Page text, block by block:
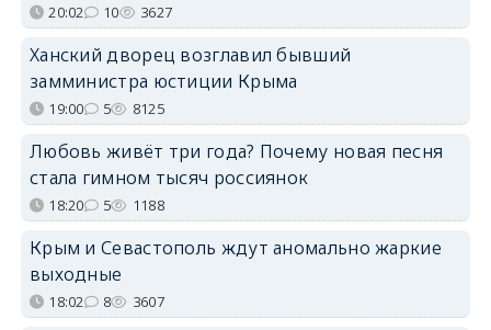
20:02 10 3627
Ханский дворец возглавил бывший
замминистра юстиции Крыма
19:00 5 8125
Любовь живёт три года? Почему новая песня
стала гимном тысяч россиянок
18:20 5 1188
Крым и Севастополь ждут аномально жаркие
выходные
18:02 8 3607